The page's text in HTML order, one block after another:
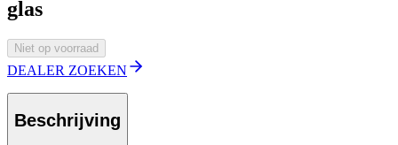
glas
Niet op voorraad
DEALER ZOEKEN
Beschrijving